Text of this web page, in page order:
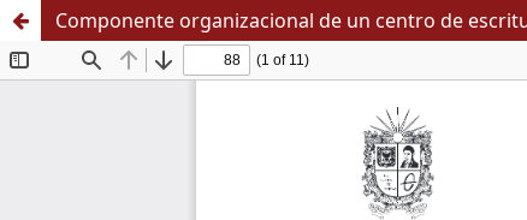
Componente organizacional de un centro de